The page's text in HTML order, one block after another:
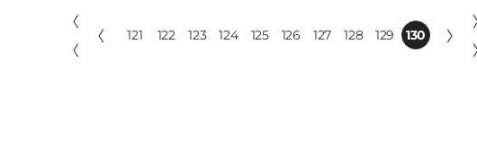
〈
〈
〈 121 122 123 124 125 126 127 128 129 130 〉